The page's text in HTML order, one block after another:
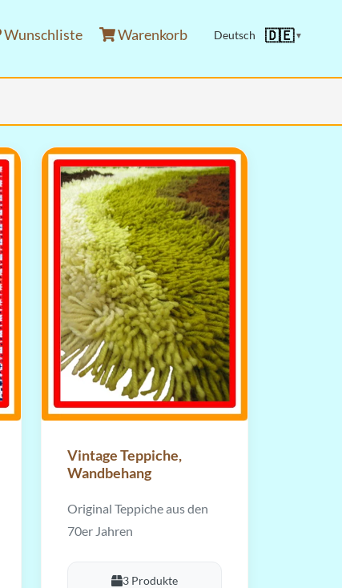
Wunschliste Warenkorb Deutsch 🇩🇪▼
Vintage Teppiche,
Wandbehang
Original Teppiche aus den
70er Jahren
3 Produkte